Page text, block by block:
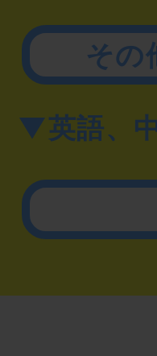
その
▼英語、